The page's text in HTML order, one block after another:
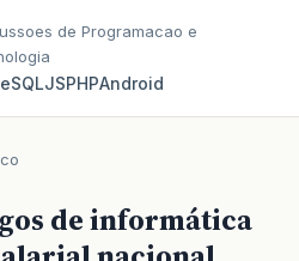
de Programacao e
SQLJSPHPAndroid
de informática